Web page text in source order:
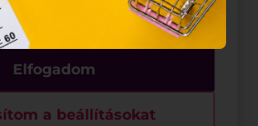
kérniük.
Elfogadom
a beállításokat